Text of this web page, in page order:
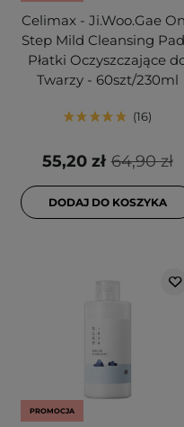
Celimax - Ji.Woo.Gae
Step Mild Cleansing
Płatki Oczyszczające
Twarzy - 60szt/230ml
16
64,90 zł
55,20 zł
DODAJ DO KOSZYKA
PROMOCJA